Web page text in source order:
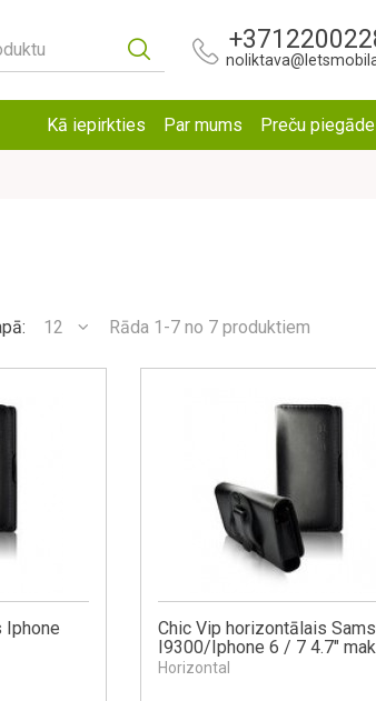
Kā iepirkties Par mums Preču piegāde
12 Rāda 1-7 no 7 produktiem
Iphone
Chic Vip horizontālais
I9300/Iphone 6 / 7 4.7"
Horizontal